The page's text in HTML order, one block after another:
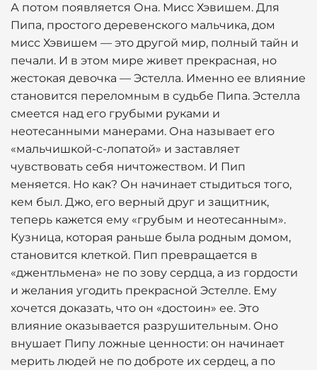
А потом появляется Она. Мисс Хэвишем. Для
Пипа, простого деревенского мальчика, дом
мисс Хэвишем — это другой мир, полный тайн и
печали. И в этом мире живет прекрасная, но
жестокая девочка — Эстелла. Именно ее влияние
становится переломным в судьбе Пипа. Эстелла
смеется над его грубыми руками и
неотесанными манерами. Она называет его
«мальчишкой-с-лопатой» и заставляет
чувствовать себя ничтожеством. И Пип
меняется. Но как? Он начинает стыдиться того,
кем был. Джо, его верный друг и защитник,
теперь кажется ему «грубым и неотесанным».
Кузница, которая раньше была родным домом,
становится клеткой. Пип превращается в
«джентльмена» не по зову сердца, а из гордости
и желания угодить прекрасной Эстелле. Ему
хочется доказать, что он «достоин» ее. Это
влияние оказывается разрушительным. Оно
внушает Пипу ложные ценности: он начинает
мерить людей не по доброте их сердец, а по